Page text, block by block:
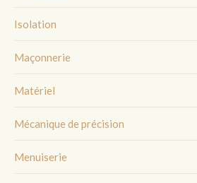
Isolation
Maçonnerie
Matériel
Mécanique de précision
Menuiserie